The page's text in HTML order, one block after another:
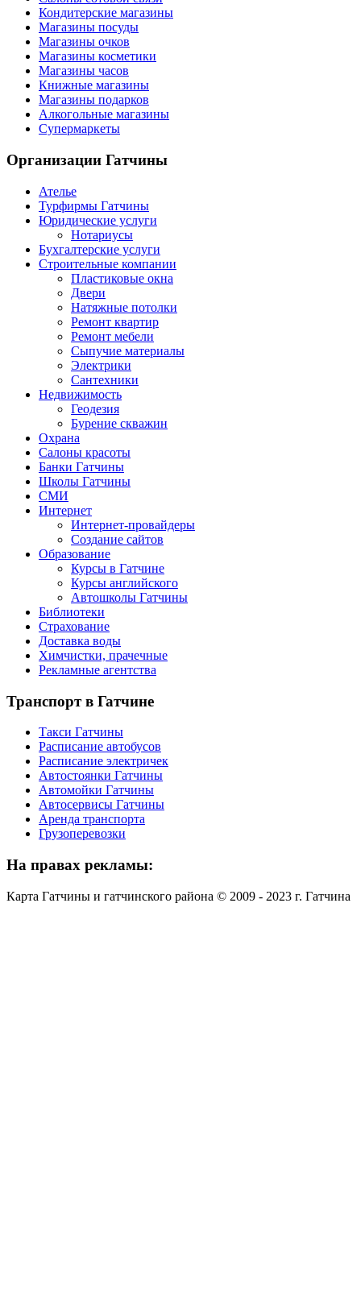
Кондитерские магазины
Магазины посуды
Магазины очков
Магазины косметики
Магазины часов
Книжные магазины
Магазины подарков
Алкогольные магазины
Супермаркеты
Организации Гатчины
Ателье
Турфирмы Гатчины
Юридические услуги
Нотариусы
Бухгалтерские услуги
Строительные компании
Пластиковые окна
Двери
Натяжные потолки
Ремонт квартир
Ремонт мебели
Сыпучие материалы
Электрики
Сантехники
Недвижимость
Геодезия
Бурение скважин
Охрана
Салоны красоты
Банки Гатчины
Школы Гатчины
СМИ
Интернет
Интернет-провайдеры
Создание сайтов
Образование
Курсы в Гатчине
Курсы английского
Автошколы Гатчины
Библиотеки
Страхование
Доставка воды
Химчистки, прачечные
Рекламные агентства
Транспортв Гатчине
Такси Гатчины
Расписание автобусов
Расписание электричек
Автостоянки Гатчины
Автомойки Гатчины
Автосервисы Гатчины
Аренда транспорта
Грузоперевозки
На правах рекламы:
Карта Гатчины и гатчинского района © 2009 - 2023 г. Гатчина